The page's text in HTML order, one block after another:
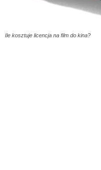
Ile kosztuje licencja na film do kina?